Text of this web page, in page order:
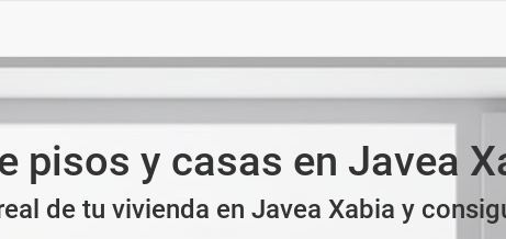
pisos y casas en Javea
de tu vivienda en Javea Xabia y